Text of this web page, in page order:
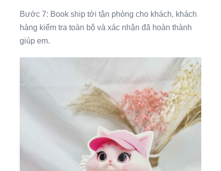
Bước 7: Book ship tới tận phòng cho khách, khách
hàng kiểm tra toàn bộ và xác nhận đã hoàn thành
giúp em.